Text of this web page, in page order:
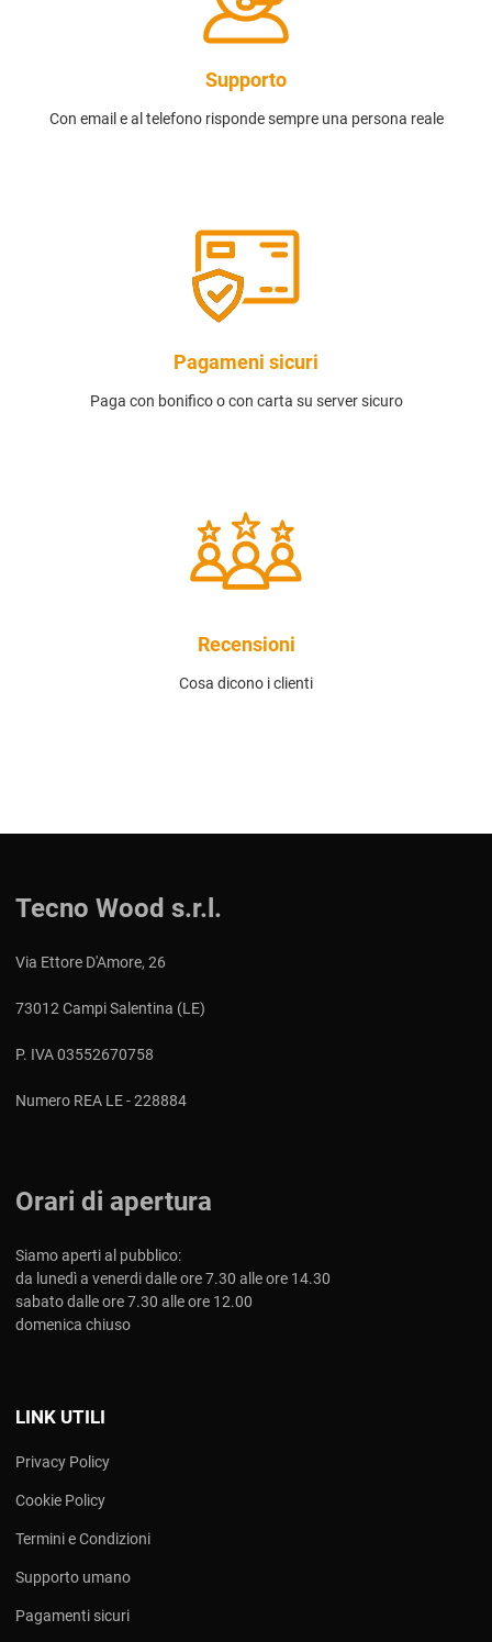
Supporto
Con email e al telefono risponde sempre una persona reale
Pagameni sicuri
Paga con bonifico o con carta su server sicuro
Recensioni
Cosa dicono i clienti
Tecno Wood s.r.l.
Via Ettore D'Amore, 26
73012 Campi Salentina (LE)
P. IVA 03552670758
Numero REA LE - 228884
Orari di apertura
Siamo aperti al pubblico:
da lunedì a venerdi dalle ore 7.30 alle ore 14.30
sabato dalle ore 7.30 alle ore 12.00
domenica chiuso
LINK UTILI
Privacy Policy
Cookie Policy
Termini e Condizioni
Supporto umano
Pagamenti sicuri